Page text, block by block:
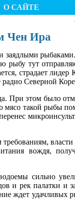
О САЙТЕ
Чен Ира
заядлыми
рыбу тут
страдает
Северной
При этом было
мясо такой рыбы
вождя,
сильно
и рек палатки и
ждет удачливых